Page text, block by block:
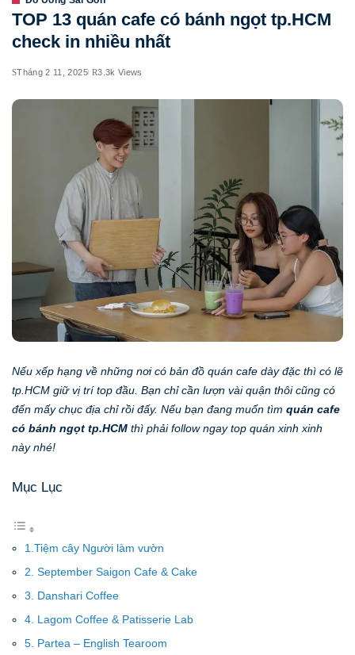
TOP 13 quán cafe có bánh ngọt tp.HCM
check in nhiều nhất
Tháng 2 11, 2025 3.3k Views
Nếu xếp hạng về những nơi có bản đồ quán cafe dày đặc thì có lẽ
tp.HCM giữ vị trí top đầu. Bạn chỉ cần lượn vài quận thôi cũng có
đến mấy chục địa chỉ rồi đấy. Nếu bạn đang muốn tìm quán cafe
có bánh ngọt tp.HCM thì phải follow ngay top quán xinh xinh
này nhé!
Mục Lục
1.Tiệm cây Người làm vườn
2. September Saigon Cafe & Cake
3. Danshari Coffee
4. Lagom Coffee & Patisserie Lab
5. Partea – English Tearoom